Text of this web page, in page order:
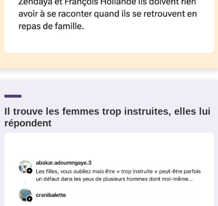
Il trouve les femmes trop instruites, elles lui
répondent